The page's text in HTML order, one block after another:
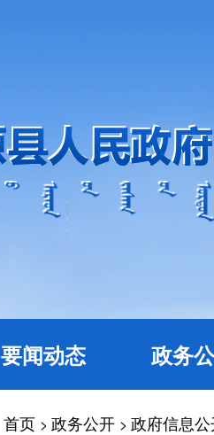
要闻动态 政务
首页 > 政务公开 > 政府信息